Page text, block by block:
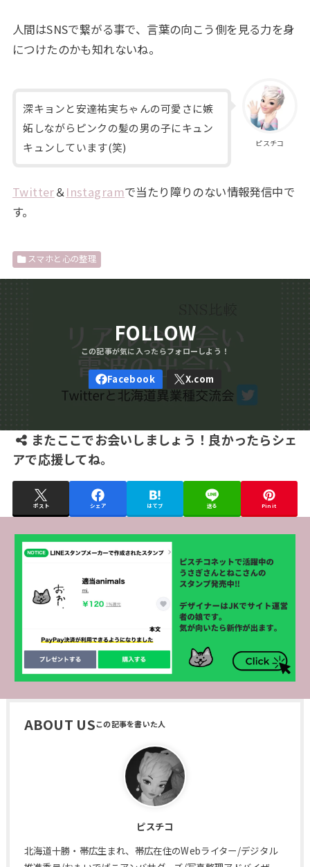
人間はSNSで繋がる事で、言葉の向こう側を見る力を身
につけたのかも知れないね。
ピスチコ
深キョンと安達祐実ちゃんの可愛さに嫉
妬しながらピンクの髪の男の子にキュン
キュンしています(笑)
Twitter＆ Instagramで当たり障りのない情報発信中で
す。
スマホと心の整理
FOLLOW
またここでお会いしましょう！良かったらシェ
アで応援してね。
ポスト シェア はてブ 送る Pin it
ABOUT US
ピスチコ
北海道十勝・帯広生まれ、帯広在住のWebライター/デジタル